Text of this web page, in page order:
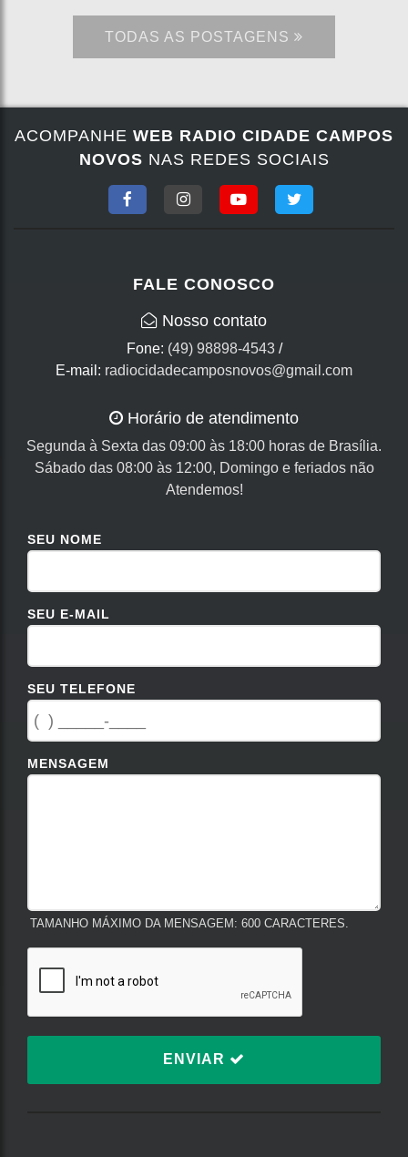
TODAS AS POSTAGENS
ACOMPANHE WEB RADIO CIDADE CAMPOS
NOVOS NAS REDES SOCIAIS
FALE CONOSCO
Nosso contato
Fone: (49) 98898-4543/
E-mail: radiocidadecamposnovos@gmail.com
Horário de atendimento
Segunda à Sexta das 09:00 às 18:00 horas de Brasília.
Sábado das 08:00 às 12:00, Domingo e feriados não
Atendemos!
SEU NOME
SEU E-MAIL
SEU TELEFONE
MENSAGEM
TAMANHO MÁXIMO DA MENSAGEM: 600 CARACTERES.
ENVIAR